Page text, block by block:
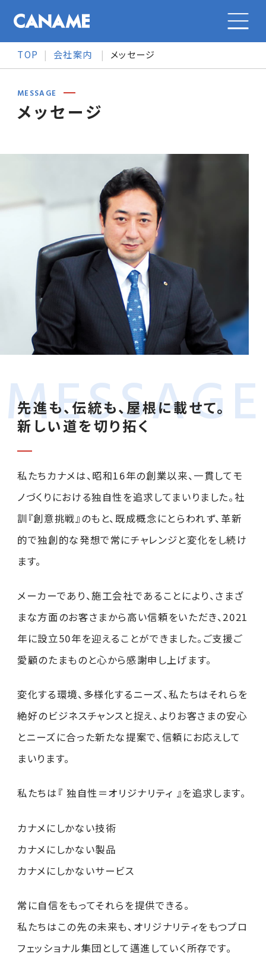
会社案内トップ
メッセージ
各事業所
事業紹介
オリジナル製品
カナメ会
受賞・認可
大型施設の金属屋根
工場倉庫の屋根修繕
住宅リフォーム
太陽光発電
製品開発・製造
採用情報トップ
新卒採用
キャリア採用
社員の声
SDGs活動
お客さまからの評価
お問い合わせ
お知らせ
メディア情報
プライバシーポリシー
サイトポリシー
TOP 会社案内 メッセージ
MESSAGE
メッセージ
MESSAGE
先進も、伝統も、屋根に載せて。
新しい道を切り拓く
私たちカナメは、昭和16年の創業以来、一貫してモ
ノづくりにおける独自性を追求してまいりました。社
訓『創意挑戦』のもと、既成概念にとらわれず、革新
的で独創的な発想で常にチャレンジと変化をし続け
ます。
メーカーであり、施工会社であることにより、さまざ
まな方面のお客さまから高い信頼をいただき、2021
年に設立50年を迎えることができました。ご支援ご
愛顧のたまものと心から感謝申し上げます。
変化する環境、多様化するニーズ、私たちはそれらを
絶好のビジネスチャンスと捉え、よりお客さまの安心
とニーズに合った新たな提案で、信頼にお応えして
まいります。
私たちは『 独自性＝オリジナリティ 』を追求します。
カナメにしかない技術
カナメにしかない製品
カナメにしかないサービス
常に自信をもってそれらを提供できる。
私たちはこの先の未来も、オリジナリティをもつプロ
フェッショナル集団として邁進していく所存です。